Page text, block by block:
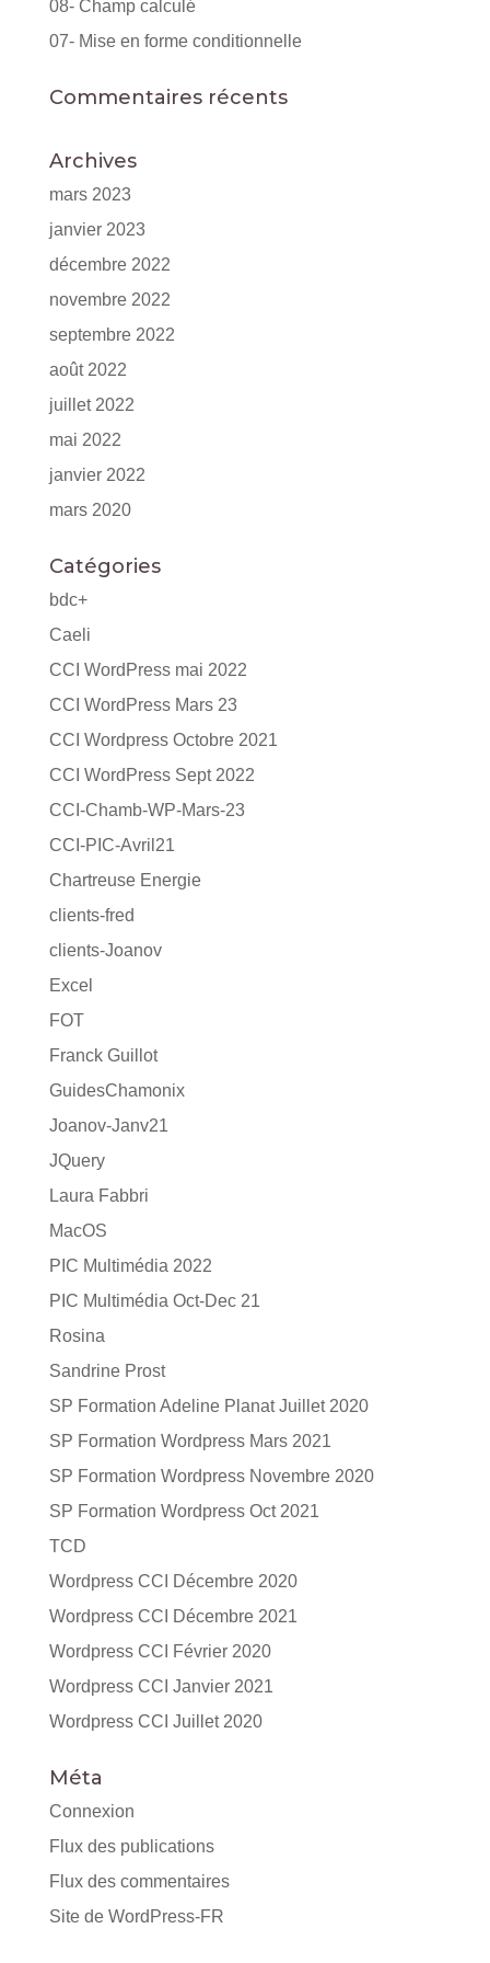
08- Champ calculé
07- Mise en forme conditionnelle
Commentaires récents
Archives
mars 2023
janvier 2023
décembre 2022
novembre 2022
septembre 2022
août 2022
juillet 2022
mai 2022
janvier 2022
mars 2020
Catégories
bdc+
Caeli
CCI WordPress mai 2022
CCI WordPress Mars 23
CCI Wordpress Octobre 2021
CCI WordPress Sept 2022
CCI-Chamb-WP-Mars-23
CCI-PIC-Avril21
Chartreuse Energie
clients-fred
clients-Joanov
Excel
FOT
Franck Guillot
GuidesChamonix
Joanov-Janv21
JQuery
Laura Fabbri
MacOS
PIC Multimédia 2022
PIC Multimédia Oct-Dec 21
Rosina
Sandrine Prost
SP Formation Adeline Planat Juillet 2020
SP Formation Wordpress Mars 2021
SP Formation Wordpress Novembre 2020
SP Formation Wordpress Oct 2021
TCD
Wordpress CCI Décembre 2020
Wordpress CCI Décembre 2021
Wordpress CCI Février 2020
Wordpress CCI Janvier 2021
Wordpress CCI Juillet 2020
Méta
Connexion
Flux des publications
Flux des commentaires
Site de WordPress-FR